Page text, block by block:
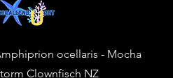
ocellaris - Mocha
Clownfisch NZ